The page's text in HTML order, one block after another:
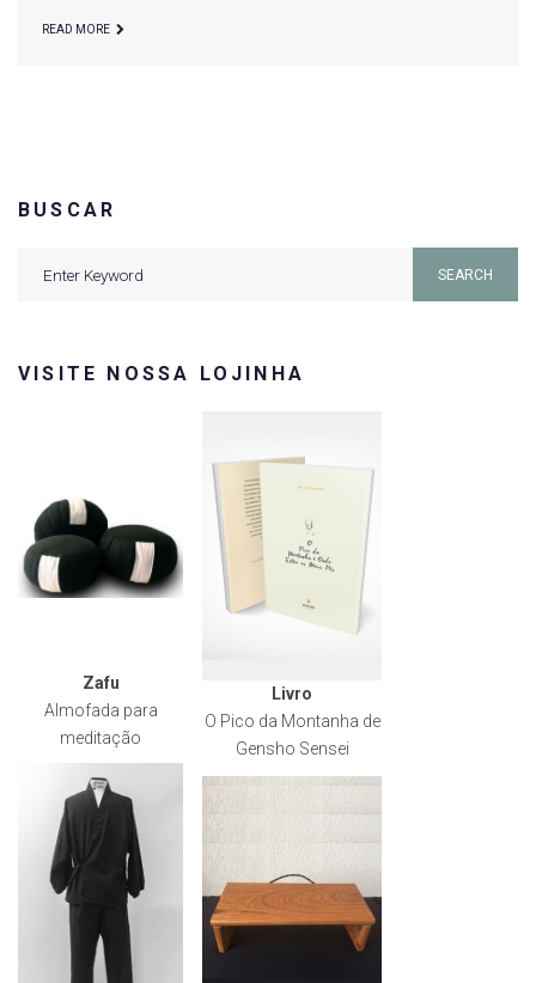
READ MORE
BUSCAR
SEARCH
VISITE NOSSA LOJINHA
Zafu
Almofada para
meditação
Livro
O Pico da Montanha de
Gensho Sensei